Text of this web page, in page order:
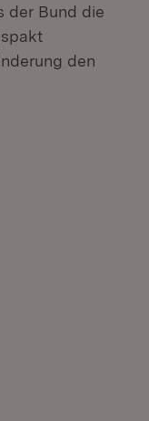
der Bund die
den